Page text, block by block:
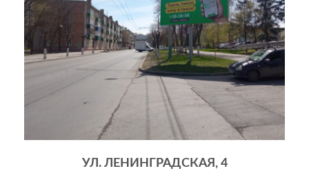
УЛ. ЛЕНИНГРАДСКАЯ, 4